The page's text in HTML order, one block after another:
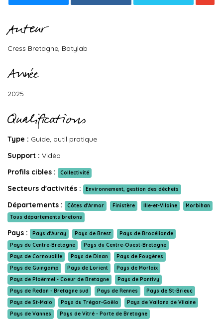
Auteur
Cress Bretagne, Batylab
Année
2025
Qualifications
Type : Guide, outil pratique
Support : Vidéo
Profils cibles :
Collectivité
Secteurs d'activités : Environnement, gestion des déchets
Départements : Côtes d'Armor Finistère Ille-et-Vilaine
Morbihan
Tous départements bretons
Pays : Pays d'Auray Pays de Brest
Pays de Brocéliande
Pays du Centre-Bretagne
Pays du Centre-Ouest-Bretagne
Pays de Cornouaille
Pays de Dinan
Pays de Fougères
Pays de Guingamp
Pays de Lorient
Pays de Morlaix
Pays de Ploërmel - Coeur de Bretagne
Pays de Pontivy
Pays de Redon - Bretagne sud
Pays de Rennes
Pays de St-Brieuc
Pays de St-Malo
Pays du Trégor-Goëlo
Pays de Vallons de Vilaine
Pays de Vannes
Pays de Vitré - Porte de Bretagne